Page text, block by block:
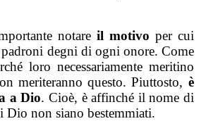
notare il motivo per cui
degni di ogni onore. Come
loro necessariamente meritino
meriteranno questo. Piuttosto, è
a Dio. Cioè, è affinché il nome di
Dio non siano bestemmiati.